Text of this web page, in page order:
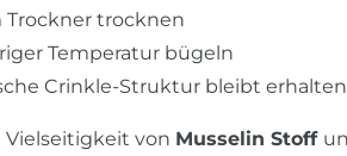
Trockner trocknen
Temperatur bügeln
Crinkle-Struktur bleibt erhalten
von Musselin Stoff